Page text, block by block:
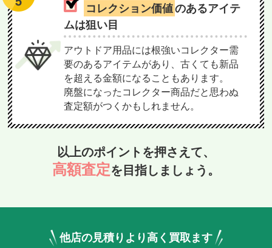
コレクション価値のあるアイテ
ムは狙い目
アウトドア用品には根強いコレクター需
要のあるアイテムがあり、古くても新品
を超える金額になることもあります。
廃盤になったコレクター商品だと思わぬ
査定額がつくかもしれません。
以上のポイントを押さえて、
高額査定を目指しましょう。
他店の見積りより高く買取ます